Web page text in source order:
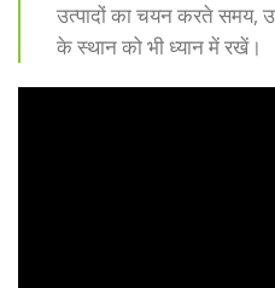
उत्पादों का चयन करते समय,
के स्थान को भी ध्यान में रखें।